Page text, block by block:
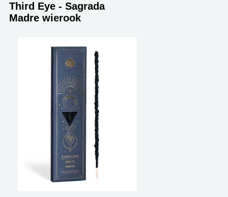
Third Eye - Sagrada
Madre wierook